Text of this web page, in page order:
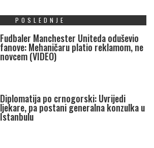
POSLEDNJE
Fudbaler Manchester Uniteda oduševio
fanove: Mehaničaru platio reklamom, ne
novcem (VIDEO)
Diplomatija po crnogorski: Uvrijedi
ljekare, pa postani generalna konzulka u
Istanbulu